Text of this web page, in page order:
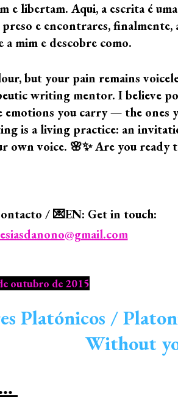
e libertam. Aqui, a escrita é
e encontrares,
a mim e descobre como.
but your pain remains
writing mentor. I believe
you carry — the ones
is a living practice: an
voice. 🌸✨ Are you
/ 💌EN: Get in touch:
outubro de 2015
Platónicos /
Without